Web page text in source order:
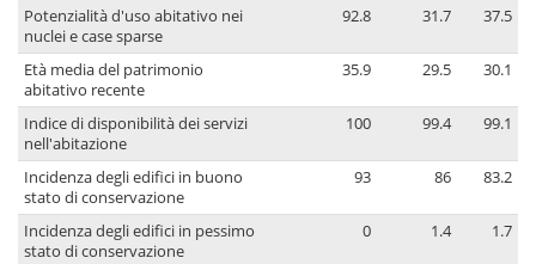
Potenzialità d'uso abitativo nei
nuclei e case sparse
92.8 31.7 37.5
Età media del patrimonio
abitativo recente
35.9 29.5 30.1
Indice di disponibilità dei servizi
nell'abitazione
100 99.4 99.1
Incidenza degli edifici in buono
stato di conservazione
93 86 83.2
Incidenza degli edifici in pessimo
stato di conservazione
0 1.4 1.7